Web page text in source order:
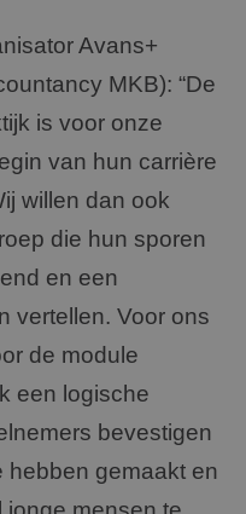
Avans+
MKB): “De
is voor onze
van hun carrière
willen dan ook
die hun sporen
en een
vertellen. Voor ons
de module
een logische
bevestigen
hebben gemaakt en